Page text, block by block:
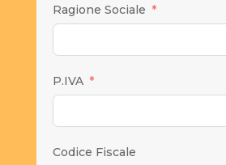
Ragione Sociale
P.IVA
Codice Fiscale